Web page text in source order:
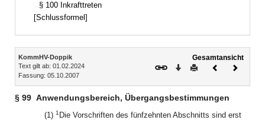
§ 100 Inkrafttreten
[Schlussformel]
Inhalt
KommHV-Doppik
Text gilt ab: 01.02.2024
Fassung: 05.10.2007
Gesamtansicht
Download
DruckenVorheriges
§ 99 Anwendungsbereich, Übergangsbestimmungen
(1) 1 Die Vorschriften des fünfzehnten Abschnitts sind erst